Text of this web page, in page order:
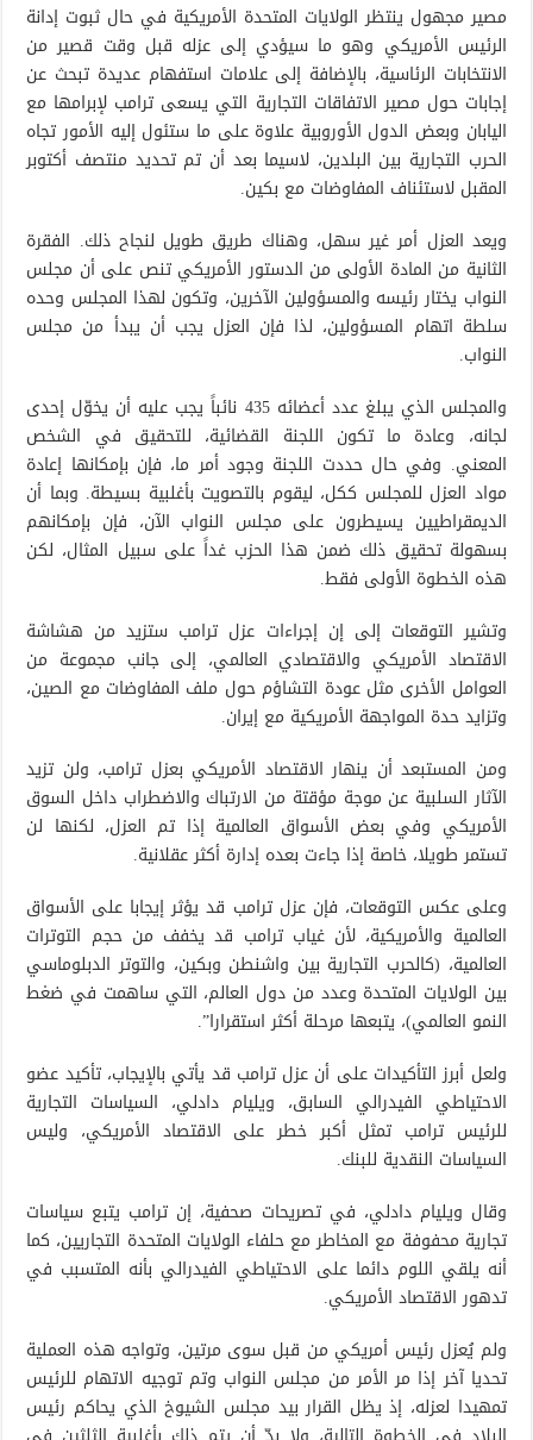
مصير مجهول ينتظر الولايات المتحدة الأمريكية في حال ثبوت إدانة
الرئيس الأمريكي وهو ما سيؤدي إلى عزله قبل وقت قصير من
الانتخابات الرئاسية، بالإضافة إلى علامات استفهام عديدة تبحث عن
إجابات حول مصير الاتفاقات التجارية التي يسعى ترامب لإبرامها مع
اليابان وبعض الدول الأوروبية علاوة على ما ستئول إليه الأمور تجاه
الحرب التجارية بين البلدين، لاسيما بعد أن تم تحديد منتصف أكتوبر
المقبل لاستئناف المفاوضات مع بكين.
ويعد العزل أمر غير سهل، وهناك طريق طويل لنجاح ذلك. الفقرة
الثانية من المادة الأولى من الدستور الأمريكي تنص على أن مجلس
النواب يختار رئيسه والمسؤولين الآخرين، وتكون لهذا المجلس وحده
سلطة اتهام المسؤولين، لذا فإن العزل يجب أن يبدأ من مجلس
النواب.
والمجلس الذي يبلغ عدد أعضائه 435 نائباً يجب عليه أن يخوّل إحدى
لجانه، وعادة ما تكون اللجنة القضائية، للتحقيق في الشخص
المعني. وفي حال حددت اللجنة وجود أمر ما، فإن بإمكانها إعادة
مواد العزل للمجلس ككل، ليقوم بالتصويت بأغلبية بسيطة. وبما أن
الديمقراطيين يسيطرون على مجلس النواب الآن، فإن بإمكانهم
بسهولة تحقيق ذلك ضمن هذا الحزب غداً على سبيل المثال، لكن
هذه الخطوة الأولى فقط.
وتشير التوقعات إلى إن إجراءات عزل ترامب ستزيد من هشاشة
الاقتصاد الأمريكي والاقتصادي العالمي، إلى جانب مجموعة من
العوامل الأخرى مثل عودة التشاؤم حول ملف المفاوضات مع الصين،
وتزايد حدة المواجهة الأمريكية مع إيران.
ومن المستبعد أن ينهار الاقتصاد الأمريكي بعزل ترامب، ولن تزيد
الآثار السلبية عن موجة مؤقتة من الارتباك والاضطراب داخل السوق
الأمريكي وفي بعض الأسواق العالمية إذا تم العزل، لكنها لن
تستمر طويلا، خاصة إذا جاءت بعده إدارة أكثر عقلانية.
وعلى عكس التوقعات، فإن عزل ترامب قد يؤثر إيجابا على الأسواق
العالمية والأمريكية، لأن غياب ترامب قد يخفف من حجم التوترات
العالمية، (كالحرب التجارية بين واشنطن وبكين، والتوتر الدبلوماسي
بين الولايات المتحدة وعدد من دول العالم، التي ساهمت في ضغط
النمو العالمي)، يتبعها مرحلة أكثر استقرارا”.
ولعل أبرز التأكيدات على أن عزل ترامب قد يأتي بالإيجاب، تأكيد عضو
الاحتياطي الفيدرالي السابق، ويليام دادلي، السياسات التجارية
للرئيس ترامب تمثل أكبر خطر على الاقتصاد الأمريكي، وليس
السياسات النقدية للبنك.
وقال ويليام دادلي، في تصريحات صحفية، إن ترامب يتبع سياسات
تجارية محفوفة مع المخاطر مع حلفاء الولايات المتحدة التجاريين، كما
أنه يلقي اللوم دائما على الاحتياطي الفيدرالي بأنه المتسبب في
تدهور الاقتصاد الأمريكي.
ولم يُعزل رئيس أمريكي من قبل سوى مرتين، وتواجه هذه العملية
تحديا آخر إذا مر الأمر من مجلس النواب وتم توجيه الاتهام للرئيس
تمهيدا لعزله، إذ يظل القرار بيد مجلس الشيوخ الذي يحاكم رئيس